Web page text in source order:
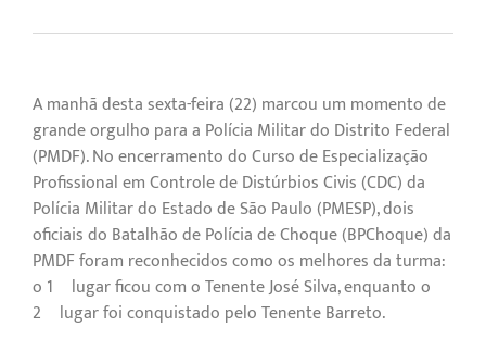
A manhã desta sexta-feira (22) marcou um momento de
grande orgulho para a Polícia Militar do Distrito Federal
(PMDF). No encerramento do Curso de Especialização
Profissional em Controle de Distúrbios Civis (CDC) da
Polícia Militar do Estado de São Paulo (PMESP), dois
oficiais do Batalhão de Polícia de Choque (BPChoque) da
PMDF foram reconhecidos como os melhores da turma:
o 1º lugar ficou com o Tenente José Silva, enquanto o
2º lugar foi conquistado pelo Tenente Barreto.